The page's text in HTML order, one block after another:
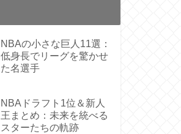
NBAの小さな巨人11選：
低身長でリーグを驚かせ
た名選手
NBAドラフト1位＆新人
王まとめ：未来を統べる
スターたちの軌跡